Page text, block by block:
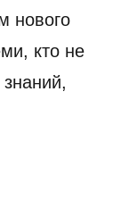
нового
кто не